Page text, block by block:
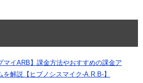
マイARB】課金方法やおすすめの課金ア
を解説【ヒプノシスマイク-A.R.B-】